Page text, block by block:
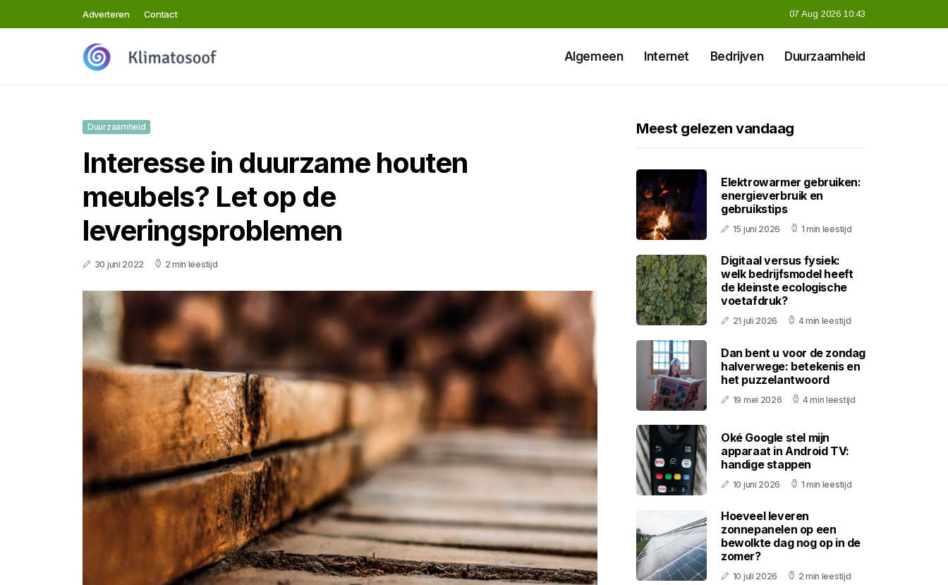
Adverteren Contact 07 Aug 2026 10:43
Algemeen Internet Bedrijven Duurzaamheid
Duurzaamheid
Interesse in duurzame houten
meubels? Let op de
leveringsproblemen
30 juni 2022 2 min leestijd
Meest gelezen vandaag
Elektrowarmer gebruiken:
energieverbruik en
gebruikstips
15 juni 2026 1 min leestijd
Digitaal versus fysiek:
welk bedrijfsmodel heeft
de kleinste ecologische
voetafdruk?
21 juli 2026 4 min leestijd
Dan bent u voor de zondag
halverwege: betekenis en
het puzzelantwoord
19 mei 2026 4 min leestijd
Oké Google stel mijn
apparaat in Android TV:
handige stappen
10 juni 2026 1 min leestijd
Hoeveel leveren
zonnepanelen op een
bewolkte dag nog op in de
zomer?
10 juli 2026 2 min leestijd